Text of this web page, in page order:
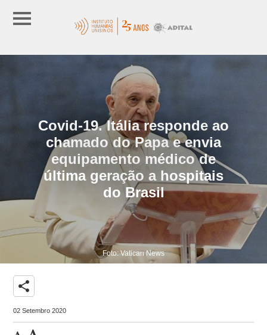
Covid-19. Itália responde ao
chamado do Papa e envia
equipamento médico de
última geração a hospitais
do Brasil
Foto: Vatican News
share
02 Setembro 2020